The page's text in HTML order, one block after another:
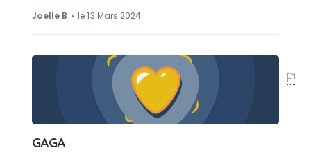
Joelle B
le 13 Mars 2024
GAGA